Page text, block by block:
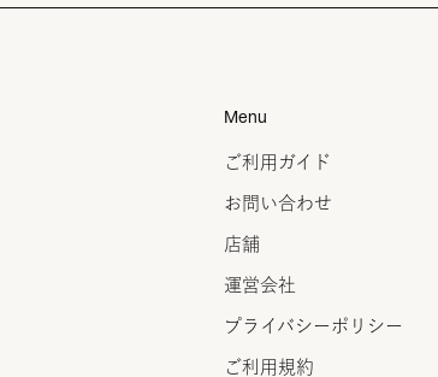
Menu
ご利用ガイド
お問い合わせ
店舗
運営会社
プライバシーポリシー
ご利用規約